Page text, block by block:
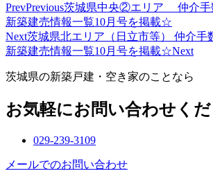
PrevPrevious茨城県中央②エリア 仲介手
新築建売情報一覧10月号を掲載☆
Next茨城県北エリア（日立市等） 仲介手
新築建売情報一覧10月号を掲載☆Next
茨城県の新築戸建・空き家のことなら
お気軽にお問い合わせく
029-239-3109
メールでのお問い合わせ